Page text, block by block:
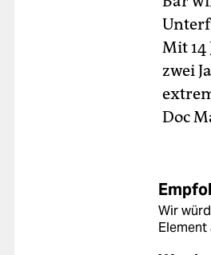
Mit 14
zwei
Doc
Wir
Element